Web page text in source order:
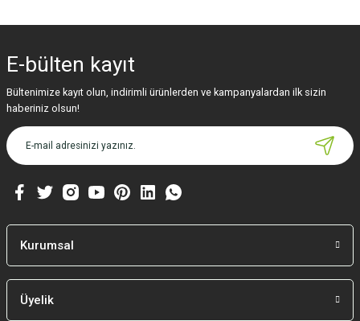
Görüş ve önerileriniz için teşekkür ederiz.
Ürün resmi kalitesiz, bozuk veya görüntülenemiyor.
Ürün açıklamasında eksik bilgiler bulunuyor.
Ürün bilgilerinde hatalar bulunuyor.
Bu ürüne benzer farklı alternatifler olmalı.
E-bülten kayıt
Bültenimize kayıt olun, indirimli ürünlerden ve kampanyalardan ilk sizin
haberiniz olsun!
Kurumsal
Üyelik